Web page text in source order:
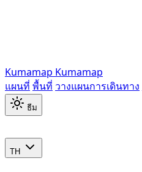
Kumamap Kumamap
แผนที่ พื้นที่ วางแผนการเดินทาง
ธีม
TH